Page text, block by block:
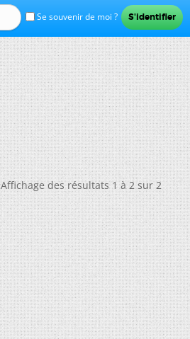
Se souvenir de moi ?
Affichage des résultats 1 à 2 sur 2